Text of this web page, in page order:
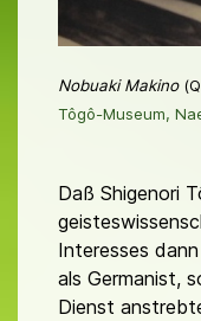
Nobuaki Makino
Tôgô-Museum,
Daß Shigenori
Interesses
als Germanist,
Dienst